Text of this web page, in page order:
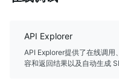
API Explorer
API Explorer提供了在线调用
容和返回结果以及自动生成